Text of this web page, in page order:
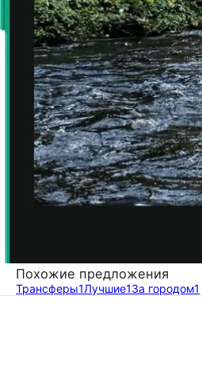
Похожие предложения
Трансферы1Лучшие1За городом1